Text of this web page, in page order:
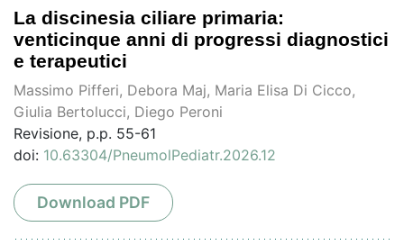
La discinesia ciliare primaria:
venticinque anni di progressi diagnostici
e terapeutici
Massimo Pifferi, Debora Maj, Maria Elisa Di Cicco,
Giulia Bertolucci, Diego Peroni
Revisione, p.p. 55-61
doi: 10.63304/PneumolPediatr.2026.12
Download PDF